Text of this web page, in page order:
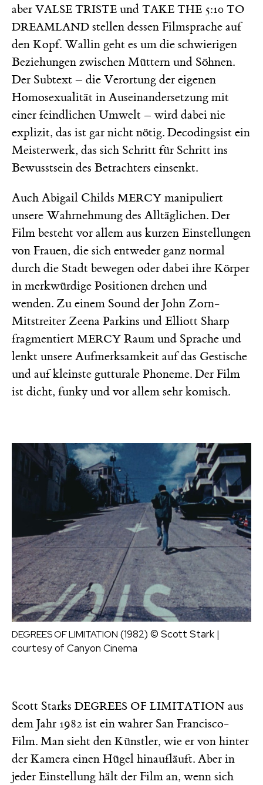
aber VALSE TRISTE und TAKE THE 5:10 TO
DREAMLAND stellen dessen Filmsprache auf
den Kopf. Wallin geht es um die schwierigen
Beziehungen zwischen Müttern und Söhnen.
Der Subtext – die Verortung der eigenen
Homosexualität in Auseinandersetzung mit
einer feindlichen Umwelt – wird dabei nie
explizit, das ist gar nicht nötig. Decodingsist ein
Meisterwerk, das sich Schritt für Schritt ins
Bewusstsein des Betrachters einsenkt.
Auch Abigail Childs MERCY manipuliert
unsere Wahrnehmung des Alltäglichen. Der
Film besteht vor allem aus kurzen Einstellungen
von Frauen, die sich entweder ganz normal
durch die Stadt bewegen oder dabei ihre Körper
in merkwürdige Positionen drehen und
wenden. Zu einem Sound der John Zorn-
Mitstreiter Zeena Parkins und Elliott Sharp
fragmentiert MERCY Raum und Sprache und
lenkt unsere Aufmerksamkeit auf das Gestische
und auf kleinste gutturale Phoneme. Der Film
ist dicht, funky und vor allem sehr komisch.
DEGREES OF LIMITATION (1982) © Scott Stark |
courtesy of Canyon Cinema
Scott Starks DEGREES OF LIMITATION aus
dem Jahr 1982 ist ein wahrer San Francisco-
Film. Man sieht den Künstler, wie er von hinter
der Kamera einen Hügel hinaufläuft. Aber in
jeder Einstellung hält der Film an, wenn sich